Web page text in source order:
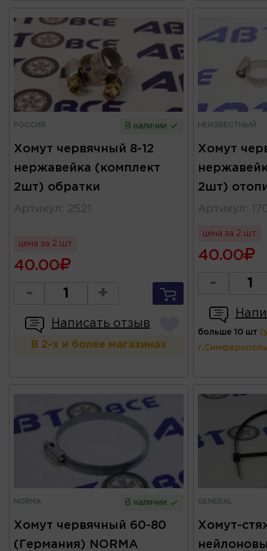
РОССИЯ В наличии
Хомут червячный 8-12
нержавейка (комплект
2шт) обратки
Артикул : 2521
цена за 2 шт
40.00
- +
Написать отзыв
В 2-х и более магазинах
НЕИЗВЕСТНЫЙ
Хомут
2шт)
Артикул :
цена за 2 шт
40.00
-
больше 10 шт
NORMA В наличии
Хомут червячный 60-80
(Германия) NORMA
GENERAL
Хомут-